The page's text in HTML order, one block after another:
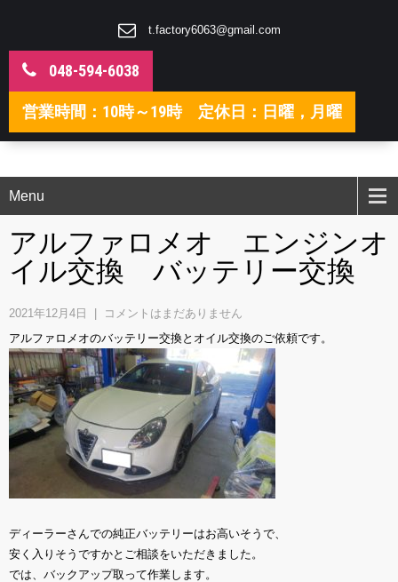
t.factory6063@gmail.com
048-594-6038
営業時間：10時～19時 定休日：日曜，月曜
Menu
アルファロメオ エンジンオ
イル交換 バッテリー交換
2021年12月4日
コメントはまだありません
アルファロメオのバッテリー交換とオイル交換のご依頼です。
ディーラーさんでの純正バッテリーはお高いそうで、
安く入りそうですかとご相談をいただきました。
では、バックアップ取って作業します。